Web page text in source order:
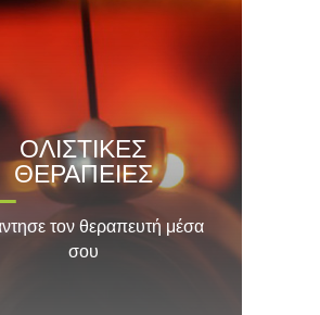
ΟΛΙΣΤΙΚΕΣ
ΘΕΡΑΠΕΙΕΣ
τον θεραπευτή μέσα
σου